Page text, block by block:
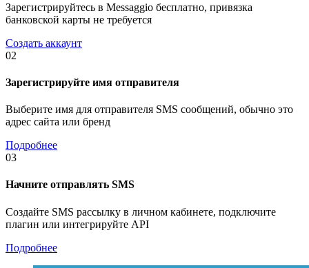
Зарегистрируйтесь в Messaggio бесплатно, привязка
банковской карты не требуется
Создать аккаунт
02
Зарегистрируйте имя отправителя
Выберите имя для отправителя SMS сообщений, обычно это
адрес сайта или бренд
Подробнее
03
Начните отправлять SMS
Создайте SMS рассылку в личном кабинете, подключите
плагин или интегрируйте API
Подробнее